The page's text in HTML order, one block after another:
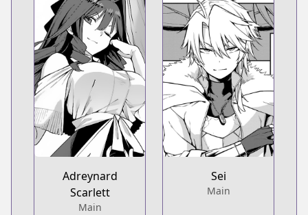
Adreynard
Scarlett
Main
Sei
Main